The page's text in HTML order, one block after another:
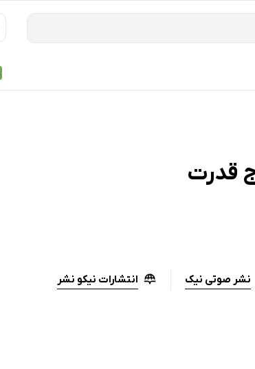
قدرت
نشر صوتی نیک انتشارات نیکو نشر